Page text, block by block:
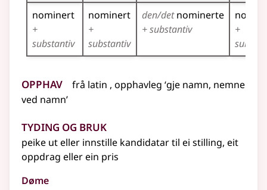
nominert
+
substantiv
nominert
+
substantiv
den/detnominerte
+ substantiv
+
Opphav frå latin , opphavleg ‘gje namn, nemne
ved namn’
Tyding og bruk
peike ut eller innstille kandidatar til ei stilling, eit
oppdrag eller ein pris
Døme